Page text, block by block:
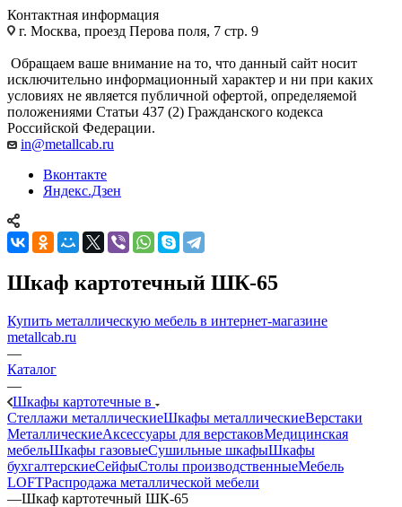
Контактная информация
г. Москва, проезд Перова поля, 7 стр. 9
Обращаем ваше внимание на то, что данный сайт носит
исключительно информационный характер и ни при каких
условиях не является публичной офертой, определяемой
положениями Статьи 437 (2) Гражданского кодекса
Российской Федерации.
in@metallcab.ru
Вконтакте
Яндекс.Дзен
Шкаф картотечный ШК-65
Купить металлическую мебель в интернет-магазине
metallcab.ru
—
Каталог
—
Шкафы картотечные в
Стеллажи металлическиеШкафы металлическиеВерстаки
МеталлическиеАксессуары для верстаковМедицинская
мебельШкафы газовыеСушильные шкафыШкафы
бухгалтерскиеСейфыСтолы производственныеМебель
LOFTРаспродажа металлической мебели
—Шкаф картотечный ШК-65